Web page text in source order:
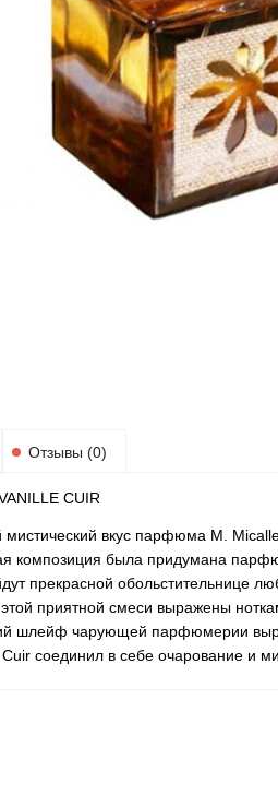
Отзывы (0)
CUIR
мистический вкус парфюма M.
композиция была придумана
прекрасной обольстительнице
приятной смеси выражены
шлейф чарующей парфюмерии
соединил в себе очарование и